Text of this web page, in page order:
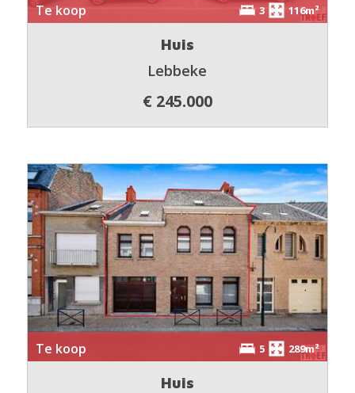
Te koop 3 116m²
Huis
Lebbeke
€ 245.000
Te koop 5 289m²
Huis